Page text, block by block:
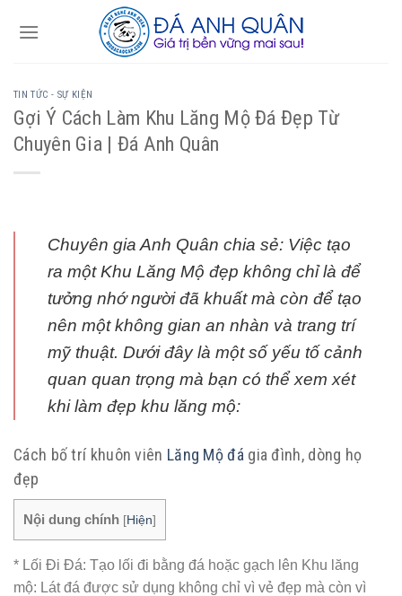
TIN TỨC - SỰ KIỆN
Gợi Ý Cách Làm Khu Lăng Mộ Đá Đẹp Từ
Chuyên Gia | Đá Anh Quân
Chuyên gia Anh Quân chia sẻ: Việc tạo
ra một Khu Lăng Mộ đẹp không chỉ là để
tưởng nhớ người đã khuất mà còn để tạo
nên một không gian an nhàn và trang trí
mỹ thuật. Dưới đây là một số yếu tố cảnh
quan quan trọng mà bạn có thể xem xét
khi làm đẹp khu lăng mộ:
Cách bố trí khuôn viên Lăng Mộ đá gia đình, dòng họ
đẹp
Nội dung chính [Hiện]
* Lối Đi Đá: Tạo lối đi bằng đá hoặc gạch lên Khu lăng
mộ: Lát đá được sử dụng không chỉ vì vẻ đẹp mà còn vì